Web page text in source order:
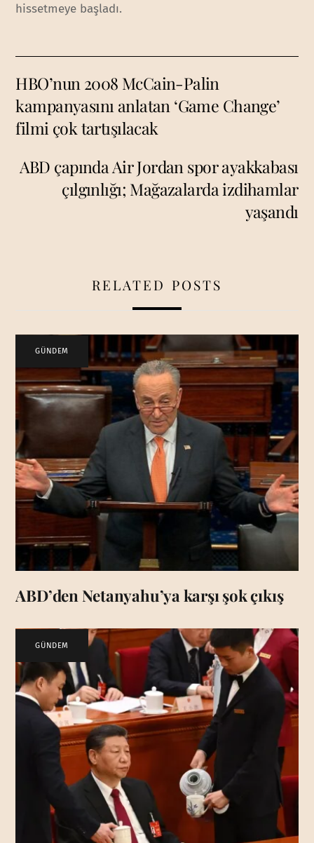
hissetmeye başladı.
HBO’nun 2008 McCain-Palin
kampanyasını anlatan ‘Game Change’
filmi çok tartışılacak
ABD çapında Air Jordan spor ayakkabası
çılgınlığı; Mağazalarda izdihamlar
yaşandı
RELATED POSTS
GÜNDEM
ABD’den Netanyahu’ya karşı şok çıkış
GÜNDEM